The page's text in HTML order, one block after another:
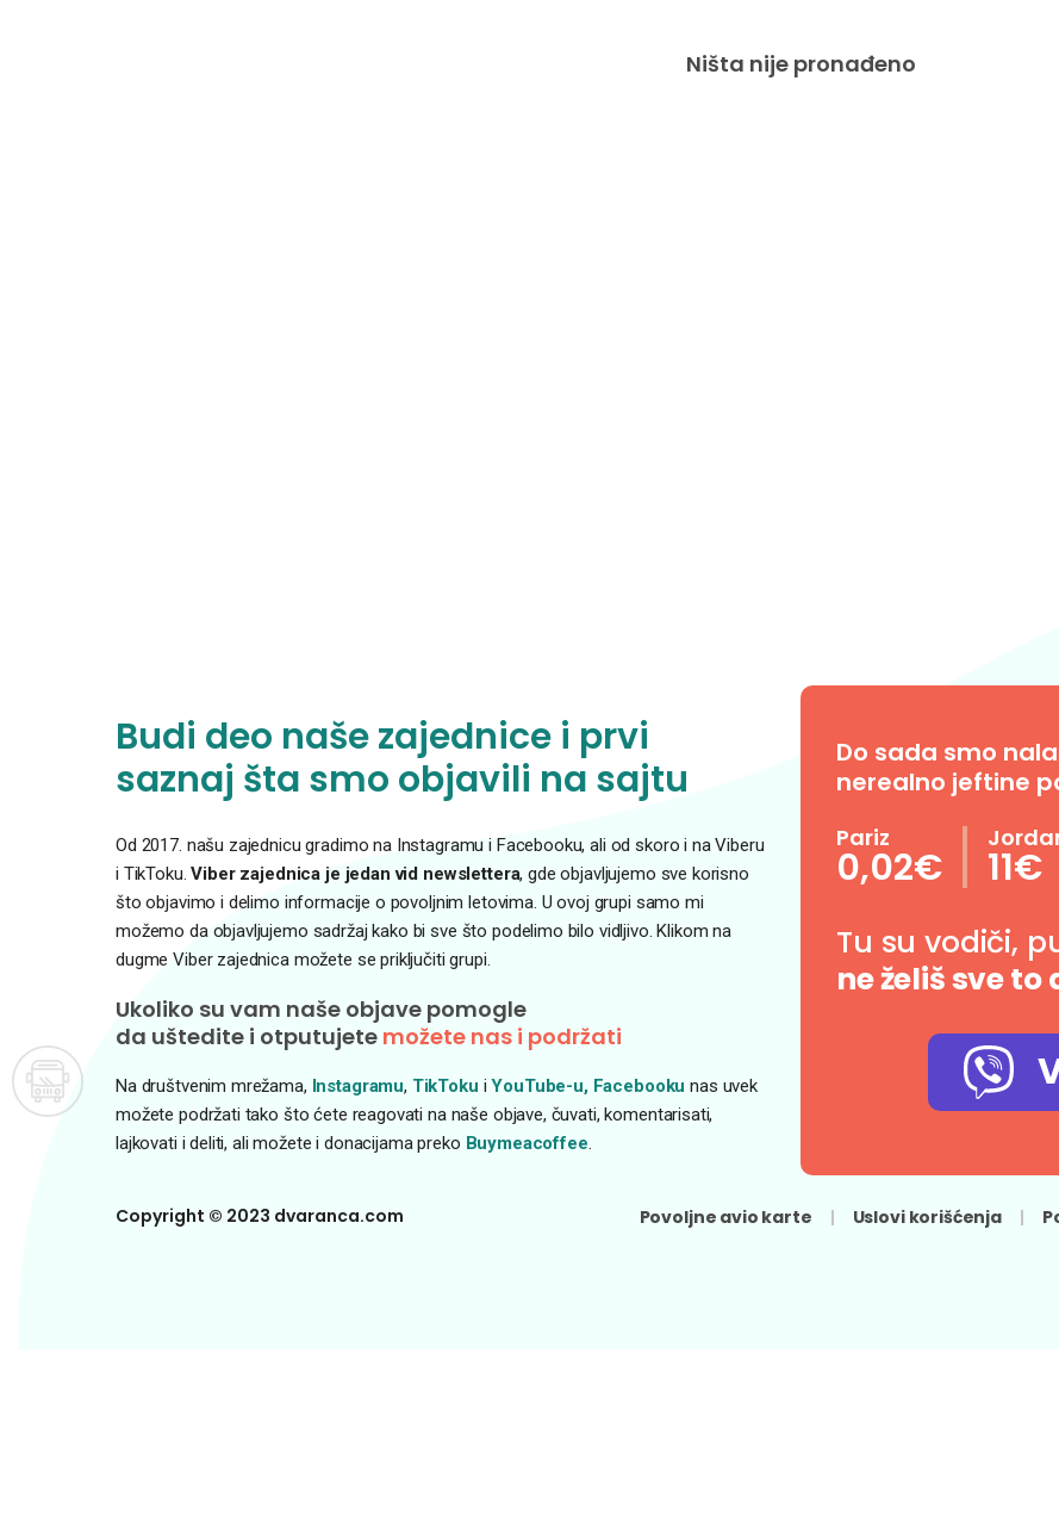
Ništa nije pronađeno
Budi deo naše zajednice i prvi
saznaj šta smo objavili na sajtu
Od 2017. našu zajednicu gradimo na Instagramu i Facebooku, ali od skoro i na Viberu
i TikToku.Viber zajednica je jedan vid newslettera, gde objavljujemo sve korisno
što objavimo i delimo informacije o povoljnim letovima. U ovoj grupi samo mi
možemo da objavljujemo sadržaj kako bi sve što podelimo bilo vidljivo. Klikom na
dugme Viber zajednica možete se priključiti grupi.
Ukoliko su vam naše objave pomogle
da uštedite i otputujete možete nas i podržati
Na društvenim mrežama, Instagramu, TikToku iYouTube-u, Facebookunas uvek
možete podržati tako što ćete reagovati na naše objave, čuvati, komentarisati,
lajkovati i deliti, ali možete i donacijama preko Buymeacoffee.
Do sada smo
nerealno jeftine
Pariz
0,02€ 11€
Tu su vodiči,
ne želiš sve
Copyright © 2023 dvaranca.com Povoljne avio karte Uslovi korišćenja